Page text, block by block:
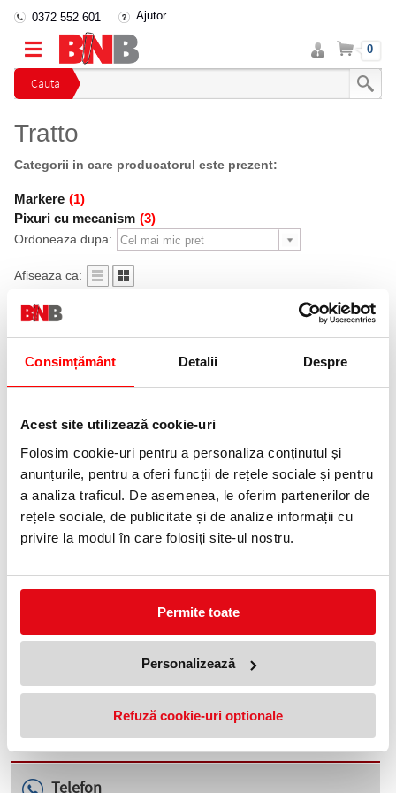
Consimțământ Detalii Despre
Acest site utilizează cookie-uri
Folosim cookie-uri pentru a personaliza conținutul și
anunțurile, pentru a oferi funcții de rețele sociale și pentru
a analiza traficul. De asemenea, le oferim partenerilor de
rețele sociale, de publicitate și de analize informații cu
privire la modul în care folosiți site-ul nostru.
Permite toate
Personalizează
Refuză cookie-uri optionale
Cauta
0372 552 601 Ajutor
Intra
in
cont
Cos 0
Tratto
Categorii in care producatorul este prezent:
Markere (1)
Pixuri cu mecanism (3)
Ordoneaza dupa:
Afiseaza ca:
varf tesit, Tratto
3,99 lei(pret cu TVA)
Anunta-ma cand revine in stoc
11 %
buc/cutie Tratto
35,16 lei(pret cu TVA)
39,50 lei(pret cu TVA)
10 %
Pix Tratto 0.7 mm, 50 buc/cutie,
(pret cu TVA)
Pix Tratto 0.7 mm, 50
49,50 lei(pret cu TVA)
Telefon